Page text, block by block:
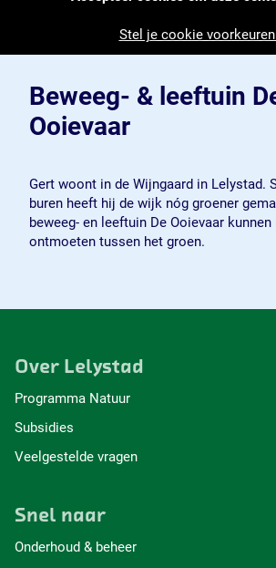
Beweeg- & leeftuin
Ooievaar
Gert woont in de Wijngaard in Lelystad.
buren heeft hij de wijk nóg groener
beweeg- en leeftuin De Ooievaar
ontmoeten tussen het groen.
Stel je cookie
Over Lelystad
Programma Natuur
Subsidies
Veelgestelde vragen
Snel naar
Onderhoud & beheer